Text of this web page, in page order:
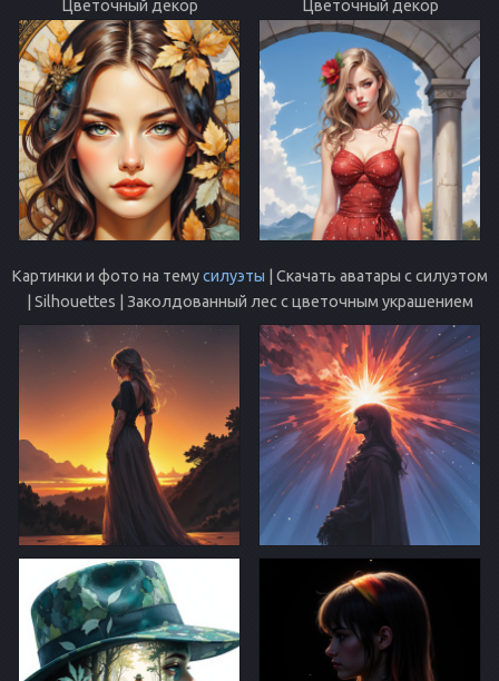
Цветочный декор Цветочный декор
Картинки и фото на темусилуэты | Скачать аватары с силуэтом
| Silhouettes | Заколдованный лес с цветочным украшением